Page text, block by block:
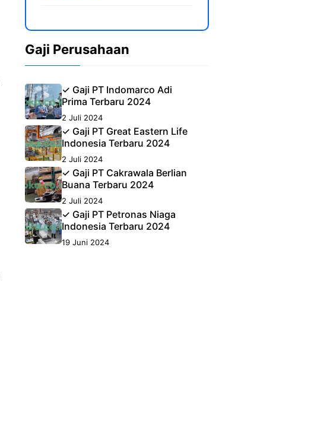
Gaji Perusahaan
✓ Gaji PT Indomarco Adi
Prima Terbaru 2024
2 Juli 2024
✓ Gaji PT Great Eastern Life
Indonesia Terbaru 2024
2 Juli 2024
✓ Gaji PT Cakrawala Berlian
Buana Terbaru 2024
2 Juli 2024
✓ Gaji PT Petronas Niaga
Indonesia Terbaru 2024
19 Juni 2024